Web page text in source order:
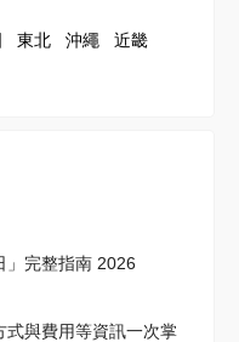
東北 沖繩
近畿
」完整指南 2026
式與費用等資訊一次掌